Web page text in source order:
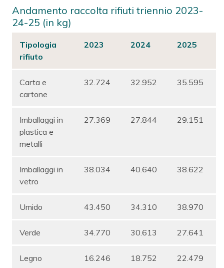
Andamento raccolta rifiuti triennio 2023-
24-25 (in kg)
Tipologia
rifiuto
2023 2024 2025
Carta e
cartone
32.724 32.952 35.595
Imballaggi in
plastica e
metalli
27.369 27.844 29.151
Imballaggi in
vetro
38.034 40.640 38.622
Umido 43.450 34.310 38.970
Verde 34.770 30.613 27.641
Legno 16.246 18.752 22.479